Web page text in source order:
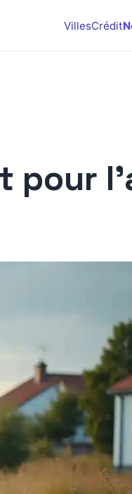
VillesCrédit
pour